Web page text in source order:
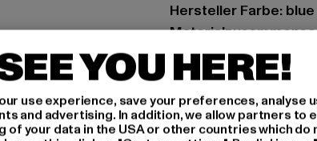
Hersteller Farbe: blue
Art.Nr: DFVE003-00064
Hersteller: TB
Dr.-Robert-Murjahn-
YOU HERE!
use experience, save your preferences, analyse
and advertising. In addition, we allow partners to
of your data in the USA or other countries which do